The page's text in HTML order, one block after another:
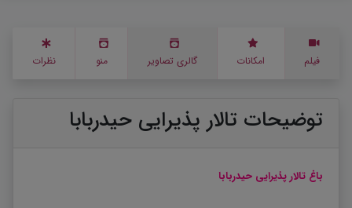
فیلم امکانات گالری تصاویر منو نظرات
توضیحات تالار پذیرایی حیدربابا
باغ تالار پذیرایی حیدربابا